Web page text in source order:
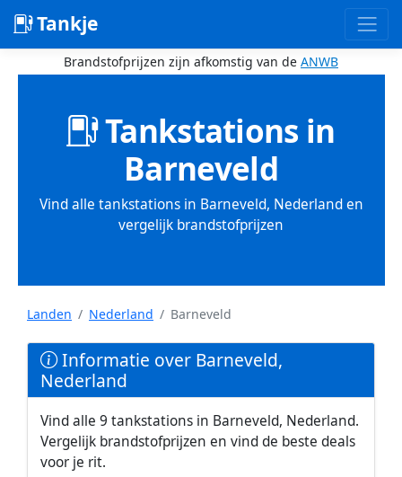
Tankje
Brandstofprijzen zijn afkomstig van de ANWB
Tankstations in
Barneveld
Vind alle tankstations in Barneveld, Nederland en
vergelijk brandstofprijzen
Landen Nederland Barneveld
Informatie over Barneveld,
Nederland
Vind alle 9 tankstations in Barneveld, Nederland.
Vergelijk brandstofprijzen en vind de beste deals
voor je rit.